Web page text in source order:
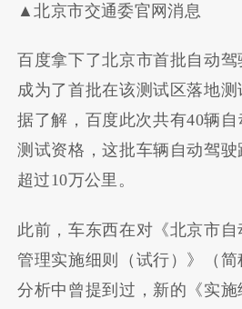
▲北京市交通委官网消息
百度拿下了北京市首批自动驾
成为了首批在该测试区落地测
据了解，百度此次共有40辆
测试资格，这批车辆自动驾
超过10万公里。
此前，车东西在对《北京市
管理实施细则（试行）》（
分析中曾提到过，新的《实